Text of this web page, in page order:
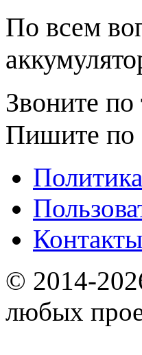
По всем
Звоните
Пишите по
Контакты
© 2014-
любых